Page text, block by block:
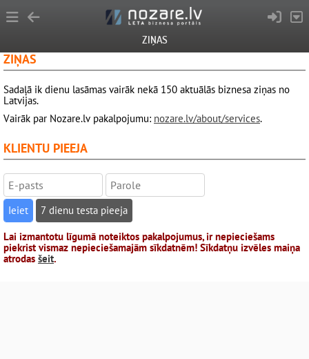
ZIŅAS
ZIŅAS
Sadaļā ik dienu lasāmas vairāk nekā 150 aktuālās biznesa ziņas no
Latvijas.
Vairāk par Nozare.lv pakalpojumu: nozare.lv/about/services.
KLIENTU PIEEJA
7 dienu testa pieeja
Lai izmantotu līgumā noteiktos pakalpojumus, ir nepieciešams
piekrist vismaz nepieciešamajām sīkdatnēm! Sīkdatņu izvēles maiņa
atrodas šeit.